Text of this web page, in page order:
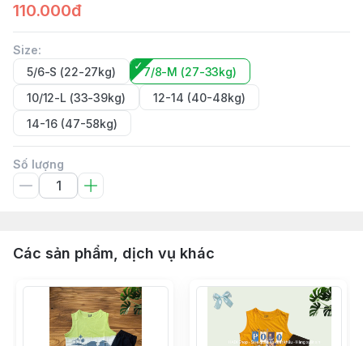
110.000đ
Size:
5/6-S (22-27kg)
7/8-M (27-33kg)
10/12-L (33-39kg)
12-14 (40-48kg)
14-16 (47-58kg)
Số lượng
Các sản phẩm, dịch vụ khác